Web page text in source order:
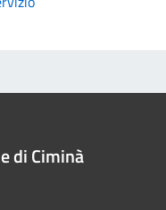
di Ciminà